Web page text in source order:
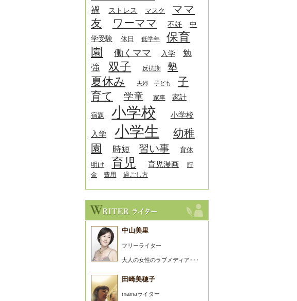
禍
ストレス マスク
ママ
友
ワーママ 不妊
中
学受験
休日 低学年
保育
園
働くママ 入学
勉
強
双子 反抗期 塾
夏休み 夫婦 子ども
子
育て
学童 家事 家計
宿題 小学校 小学校
入学 小学生
幼稚
園
時短 習い事
育休
明け
育児 育児漫画
貯
金
費用 過ごし方
中山美里
フリーライター
大人の女性のラブメディア･･･
田崎美穂子
mamaライター